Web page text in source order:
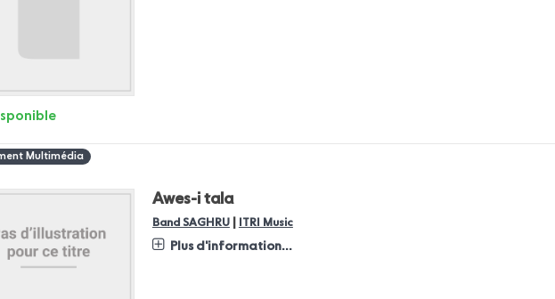
Multimédia
Awes-i tala
Band SAGHRU ITRI Music
Plus d'information...